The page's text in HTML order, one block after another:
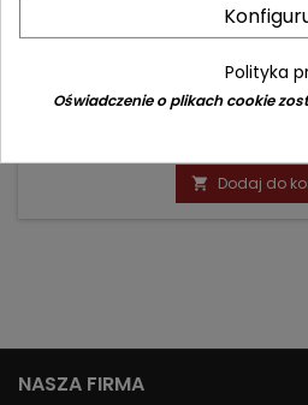
Autor: Andrea
Science-Based Parenting
Relationships and Helping
 Dodaj do
NASZA FIRMA
Polityka
Oświadczenie o plikach cookie